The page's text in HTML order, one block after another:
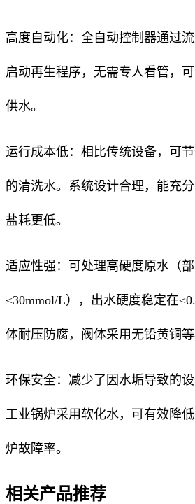
高度自动化：全自动控制器通过
启动再生程序，无需专人看管，
供水。
运行成本低：相比传统设备，可
的清洗水。系统设计合理，能充
盐耗更低。
适应性强：可处理高硬度原水（
≤30mmol/L），出水硬度稳定在
体耐压防腐，阀体采用无铅黄铜等
环保安全：减少了因水垢导致的设
工业锅炉采用软化水，可有效降
炉故障率。
相关产品推荐